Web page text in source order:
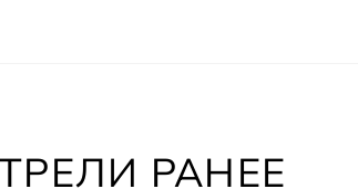
РАНЕЕ